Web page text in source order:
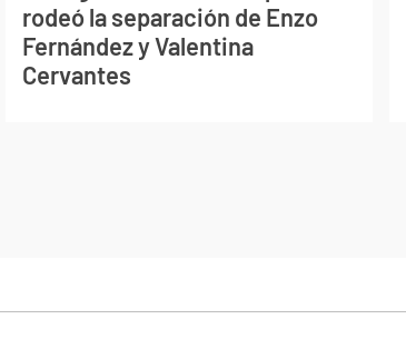
rodeó la separación de Enzo
Fernández y Valentina
Cervantes